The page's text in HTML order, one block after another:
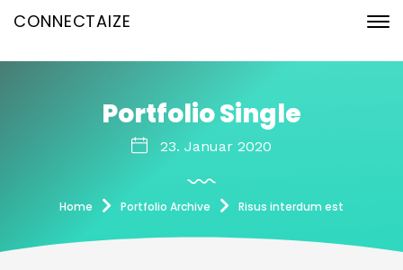
CONNECTAIZE
Portfolio Single
23. Januar 2020
Home Portfolio Archive Risus interdum est